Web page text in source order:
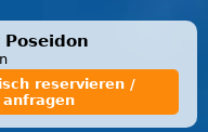
reservieren /
anfragen